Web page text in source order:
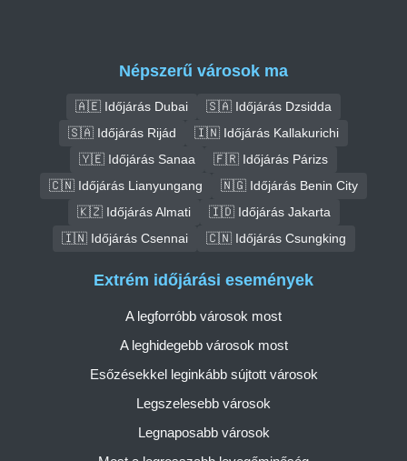
Népszerű városok ma
🇦🇪 Időjárás Dubai
🇸🇦 Időjárás Dzsidda
🇸🇦 Időjárás Rijád
🇮🇳 Időjárás Kallakurichi
🇾🇪 Időjárás Sanaa
🇫🇷 Időjárás Párizs
🇨🇳 Időjárás Lianyungang
🇳🇬 Időjárás Benin City
🇰🇿 Időjárás Almati
🇮🇩 Időjárás Jakarta
🇮🇳 Időjárás Csennai
🇨🇳 Időjárás Csungking
Extrém időjárási események
A legforróbb városok most
A leghidegebb városok most
Esőzésekkel leginkább sújtott városok
Legszelesebb városok
Legnaposabb városok